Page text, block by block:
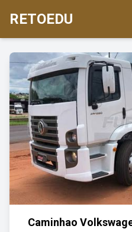
RETOEDU
Caminhao